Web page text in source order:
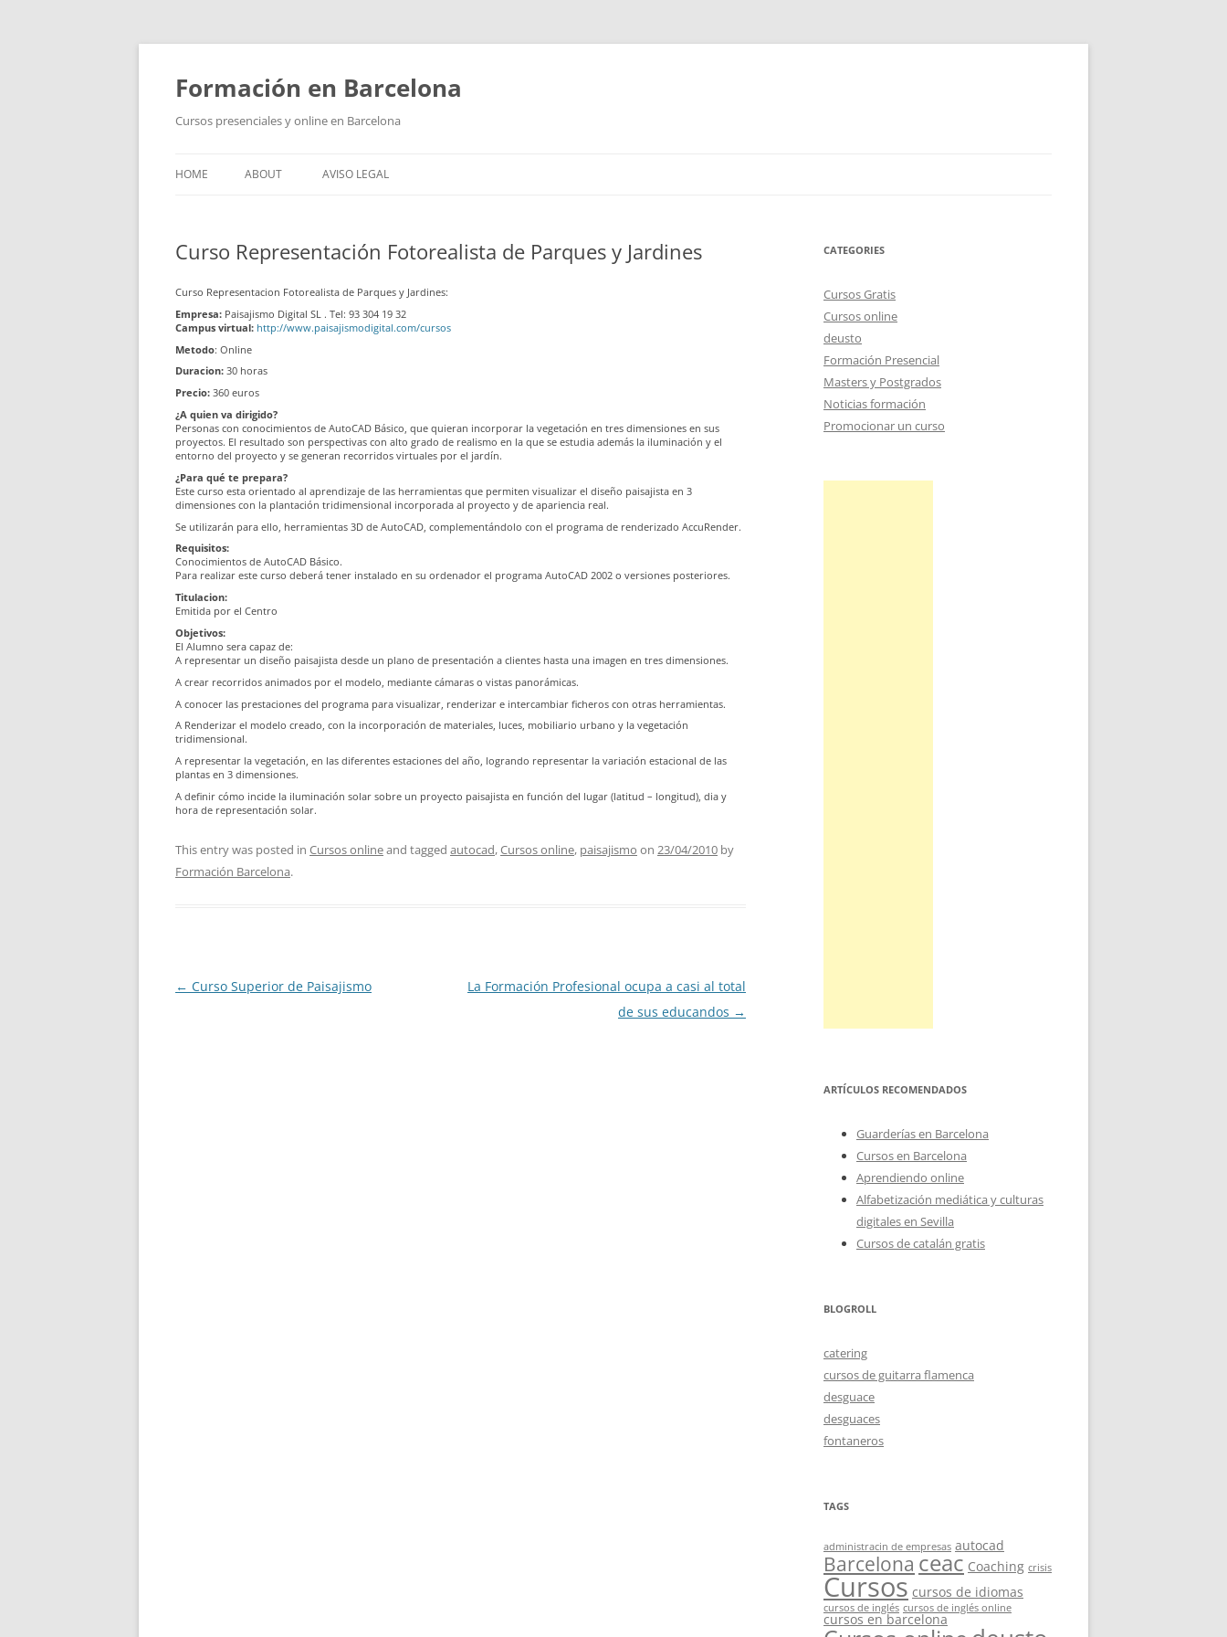
Skip
Formación en Barcelona
Cursos presenciales y online en Barcelona
HOME ABOUT AVISO LEGAL
Curso Representación Fotorealista de Parques y Jardines
Curso Representacion Fotorealista de Parques y Jardines:
Empresa: Paisajismo Digital SL . Tel: 93 304 19 32
Campus virtual: http://www.paisajismodigital.com/cursos
Metodo: Online
Duracion: 30 horas
Precio: 360 euros
¿A quien va dirigido?
Personas con conocimientos de AutoCAD Básico, que quieran incorporar la vegetación en tres dimensiones en sus
proyectos. El resultado son perspectivas con alto grado de realismo en la que se estudia además la iluminación y el
entorno del proyecto y se generan recorridos virtuales por el jardín.
¿Para qué te prepara?
Este curso esta orientado al aprendizaje de las herramientas que permiten visualizar el diseño paisajista en 3
dimensiones con la plantación tridimensional incorporada al proyecto y de apariencia real.
Se utilizarán para ello, herramientas 3D de AutoCAD, complementándolo con el programa de renderizado AccuRender.
Requisitos:
Conocimientos de AutoCAD Básico.
Para realizar este curso deberá tener instalado en su ordenador el programa AutoCAD 2002 o versiones posteriores.
Titulacion:
Emitida por el Centro
Objetivos:
El Alumno sera capaz de:
A representar un diseño paisajista desde un plano de presentación a clientes hasta una imagen en tres dimensiones.
A crear recorridos animados por el modelo, mediante cámaras o vistas panorámicas.
A conocer las prestaciones del programa para visualizar, renderizar e intercambiar ficheros con otras herramientas.
A Renderizar el modelo creado, con la incorporación de materiales, luces, mobiliario urbano y la vegetación
tridimensional.
A representar la vegetación, en las diferentes estaciones del año, logrando representar la variación estacional de las
plantas en 3 dimensiones.
A definir cómo incide la iluminación solar sobre un proyecto paisajista en función del lugar (latitud – longitud), dia y
hora de representación solar.
This entry was posted in Cursos onlineand tagged autocad,Cursos online, paisajismo on 23/04/2010 by
Formación Barcelona.
Post
← Curso Superior de Paisajismo
La Formación Profesional ocupa a casi al total
de sus educandos →
CATEGORIES
Cursos Gratis
Cursos online
deusto
Formación Presencial
Masters y Postgrados
Noticias formación
Promocionar un curso
ARTÍCULOS RECOMENDADOS
Guarderías en Barcelona
Cursos en Barcelona
Aprendiendo online
Alfabetización mediática y culturas
digitales en Sevilla
Cursos de catalán gratis
BLOGROLL
catering
cursos de guitarra flamenca
desguace
desguaces
fontaneros
TAGS
administracin de empresas autocad
Barcelona ceac Coaching crisis
Cursos cursos de idiomas
cursos de inglés cursos de inglés online
cursos en barcelona